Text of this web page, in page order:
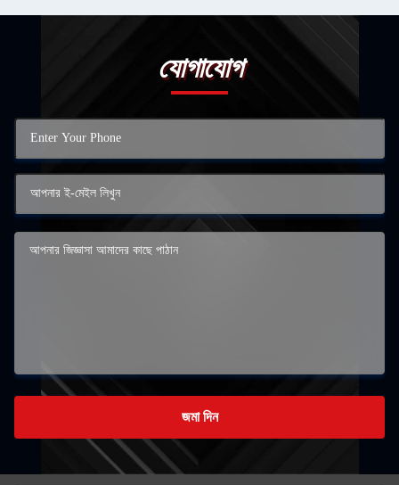
যোগাযোগ
জমা দিন